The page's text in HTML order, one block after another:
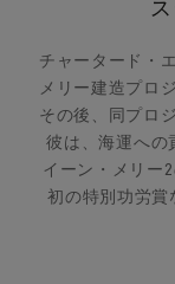
チャータード・
メリー建造プロ
その後、同プロ
彼は、海運への
イーン・メリー
初の特別功労賞